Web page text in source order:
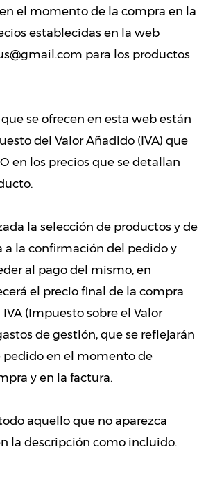
el momento de la compra en la
establecidas en la web
para los productos
se ofrecen en esta web están
del Valor Añadido (IVA) que
en los precios que se detallan
la selección de productos y de
a la confirmación del pedido y
al pago del mismo, en
el precio final de la compra
(Impuesto sobre el Valor
de gestión, que se reflejarán
pedido en el momento de
y en la factura.
aquello que no aparezca
la descripción como incluido.